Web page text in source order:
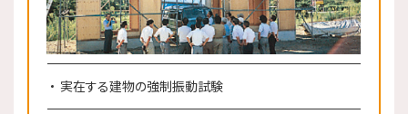
実在する建物の強制振動試験